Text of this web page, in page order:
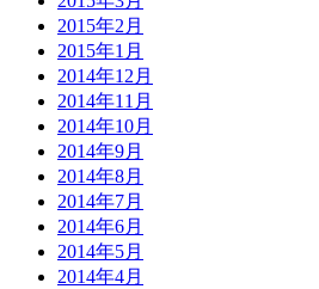
2015年2月
2015年1月
2014年12月
2014年11月
2014年10月
2014年9月
2014年8月
2014年7月
2014年6月
2014年5月
2014年4月